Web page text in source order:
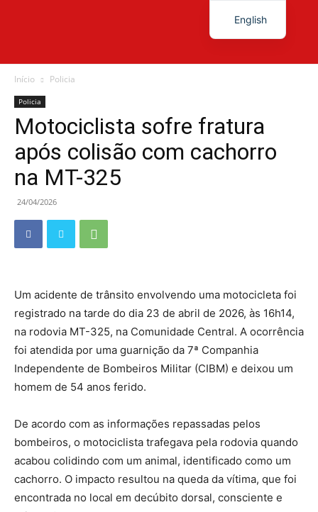
Diário
News
Início Policia
Policia
Motociclista sofre fratura
após colisão com cachorro
na MT-325
24/04/2026
Um acidente de trânsito envolvendo uma motocicleta foi
registrado na tarde do dia 23 de abril de 2026, às 16h14,
na rodovia MT-325, na Comunidade Central. A ocorrência
foi atendida por uma guarnição da 7ª Companhia
Independente de Bombeiros Militar (CIBM) e deixou um
homem de 54 anos ferido.
De acordo com as informações repassadas pelos
bombeiros, o motociclista trafegava pela rodovia quando
acabou colidindo com um animal, identificado como um
cachorro. O impacto resultou na queda da vítima, que foi
encontrada no local em decúbito dorsal, consciente e
English